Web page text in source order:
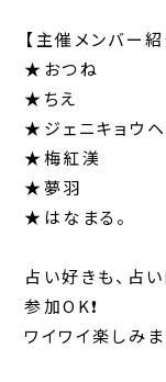
【主催メンバー紹
★おつね
★ちえ
★ジェニキョウ
★梅紅渼
★夢羽
★はなまる。
占い好きも、占
参加OK❗️
ワイワイ楽しみ